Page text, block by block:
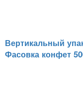
Вертикальный
Фасовка конфет